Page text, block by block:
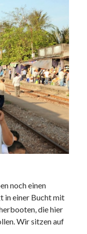
noch einen
in einer Bucht mit
die hier
Wir sitzen auf